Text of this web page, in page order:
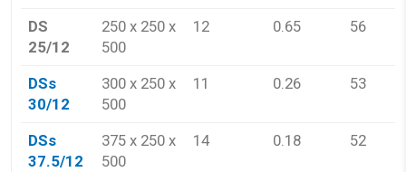
DS
25/12
250 x 250 x
500
12 0.65 56
DSs
30/12
300 x 250 x
500
11 0.26 53
DSs
37.5/12
375 x 250 x
500
14 0.18 52